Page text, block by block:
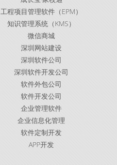
工程项目管理软件（EPM）
知识管理系统（KMS）
微信商城
深圳网站建设
深圳软件公司
深圳软件开发公司
软件外包公司
软件开发公司
企业管理软件
企业信息化管理
软件定制开发
APP开发